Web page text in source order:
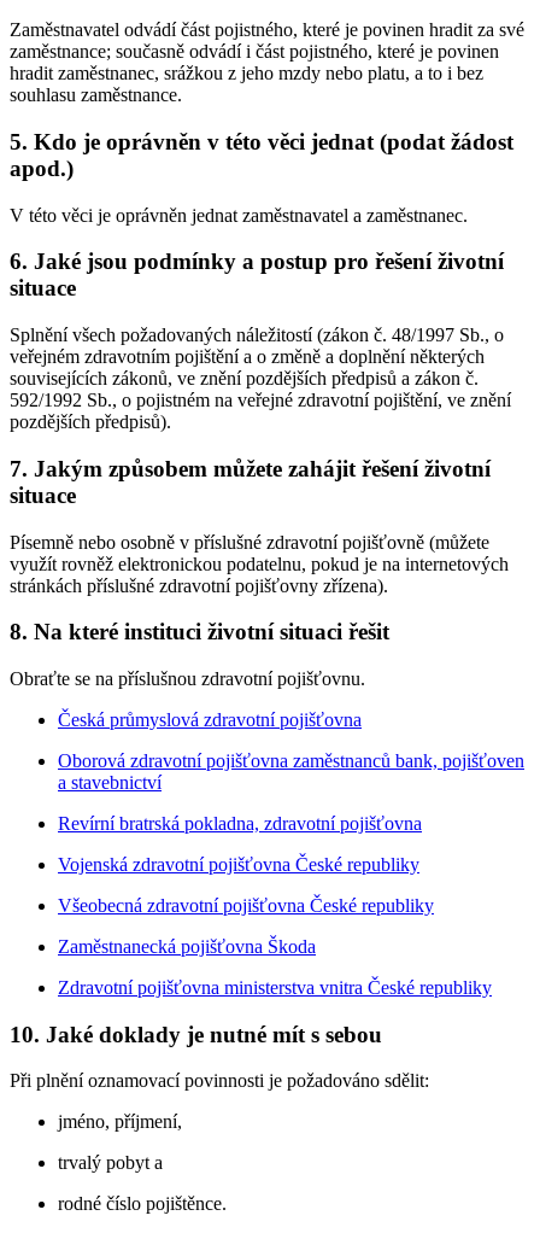
Zaměstnavatel odvádí část pojistného, které je povinen hradit za své
zaměstnance; současně odvádí i část pojistného, které je povinen
hradit zaměstnanec, srážkou z jeho mzdy nebo platu, a to i bez
souhlasu zaměstnance.
5. Kdo je oprávněn v této věci jednat (podat žádost
apod.)
V této věci je oprávněn jednat zaměstnavatel a zaměstnanec.
6. Jaké jsou podmínky a postup pro řešení životní
situace
Splnění všech požadovaných náležitostí (zákon č. 48/1997 Sb., o
veřejném zdravotním pojištění a o změně a doplnění některých
souvisejících zákonů, ve znění pozdějších předpisů a zákon č.
592/1992 Sb., o pojistném na veřejné zdravotní pojištění, ve znění
pozdějších předpisů).
7. Jakým způsobem můžete zahájit řešení životní
situace
Písemně nebo osobně v příslušné zdravotní pojišťovně (můžete
využít rovněž elektronickou podatelnu, pokud je na internetových
stránkách příslušné zdravotní pojišťovny zřízena).
8. Na které instituci životní situaci řešit
Obraťte se na příslušnou zdravotní pojišťovnu.
Česká průmyslová zdravotní pojišťovna
Oborová zdravotní pojišťovna zaměstnanců bank, pojišťoven
a stavebnictví
Revírní bratrská pokladna, zdravotní pojišťovna
Vojenská zdravotní pojišťovna České republiky
Všeobecná zdravotní pojišťovna České republiky
Zaměstnanecká pojišťovna Škoda
Zdravotní pojišťovna ministerstva vnitra České republiky
10. Jaké doklady je nutné mít s sebou
Při plnění oznamovací povinnosti je požadováno sdělit:
jméno, příjmení,
trvalý pobyt a
rodné číslo pojištěnce.